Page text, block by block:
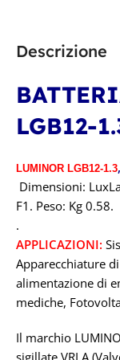
Descrizione
LGB12-
LUMINOR LGB12-1.3,
Dimensioni:
F1. Peso: Kg 0.58.
.
APPLICAZIONI:
Apparecchiature
alimentazione di
mediche,
Il marchio
sigillate VRLA
TECNOLOGIA
CAPACITÀ IN
TENSIONE